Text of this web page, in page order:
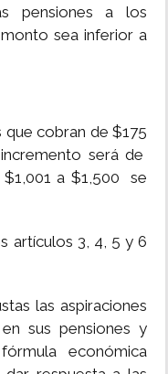
pensiones a los
sea inferior a
cobran de $175
será de
a $1,500 se
artículos 3, 4, 5 y 6
las aspiraciones
sus pensiones y
económica